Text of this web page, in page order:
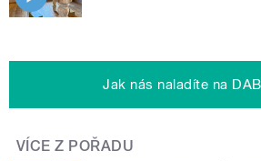
Jak nás naladíte na
VÍCE Z POŘADU